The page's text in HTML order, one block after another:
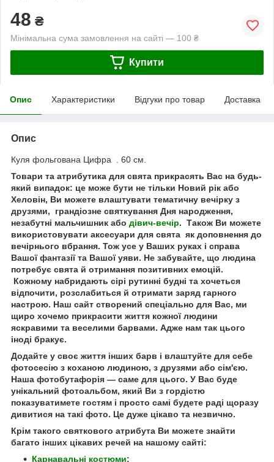
48 ₴
Мінімальна сума замовлення на сайті — 100 ₴
Купити
Опис Характеристики Відгуки про товар Доставка
Опис
Куля фольгована Цифра . 60 см.
Товари та атрибутика для свята прикрасять Вас на будь-
який випадок: це може бути не тільки Новий рік або
Хеловін, Ви можете влаштувати тематичну вечірку з
друзями, грандіозне святкування Дня народження,
незабутні мальчишник або дівич-вечір. Також Ви можете
використовувати аксесуари для свята як доповнення до
вечірнього вбрання. Тож усе у Ваших руках і справа
Вашої фантазії та Вашої уяви. Не забувайте, що людина
потребує свята й отримання позитивних емоцій.
Кожному набридають сірі рутинні будні та хочеться
відпочити, розслабиться й отримати заряд гарного
настрою. Наш сайт створений спеціально для Вас, ми
щиро хочемо прикрасити життя кожної людини
яскравими та веселими барвами. Адже нам так цього
іноді бракує.
Додайте у своє життя інших барв і влаштуйте для себе
фотосесію з коханою людиною, з друзями або сім'єю.
Наша фотобутафорія — саме для цього. У Вас буде
унікальний фотоальбом, який Ви з гордістю
показуватимете гостям і просто самі будете раді щоразу
дивитися на такі фото. Це дуже цікаво та незвично.
Крім такого святкового атрибута Ви можете знайти
багато інших цікавих речей на нашому сайті:
Карнавальні костюми;